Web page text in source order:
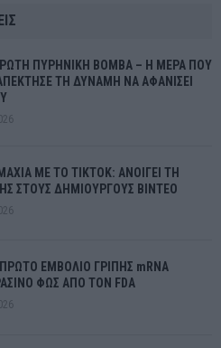
ΠΥΡΗΝΙΚΗ ΒΟΜΒΑ – Η ΜΕΡΑ ΠΟΥ
ΤΗ ΔΥΝΑΜΗ ΝΑ ΑΦΑΝΙΣΕΙ
ΜΕ ΤΟ TIKTOK: ΑΝΟΙΓΕΙ ΤΗ
ΣΤΟΥΣ ΔΗΜΙΟΥΡΓΟΥΣ ΒΙΝΤΕΟ
ΠΡΩΤΟ ΕΜΒΟΛΙΟ ΓΡΙΠΗΣ mRNA
ΦΩΣ ΑΠΟ ΤΟΝ FDA